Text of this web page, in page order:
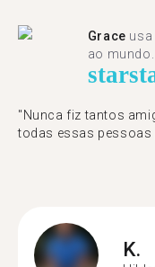
Grace usa
ao mundo.
star
"Nunca fiz tantos
todas essas pessoas
K.